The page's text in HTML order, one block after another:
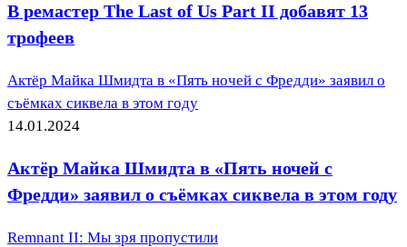
В ремастер The Last of Us Part II добавят 13
трофеев
Актёр Майка Шмидта в «Пять ночей с Фредди» заявил о
съёмках сиквела в этом году
14.01.2024
Актёр Майка Шмидта в «Пять ночей с
Фредди» заявил о съёмках сиквела в этом году
Remnant II: Мы зря пропустили